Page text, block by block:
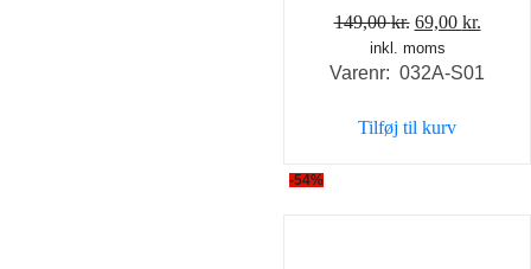
149,00kr. Den
oprindelige
pris
149,00 kr..
69,00 kr.
pris
inkl. moms
Varenr: 032A-S01
Tilføj til kurv
-54%